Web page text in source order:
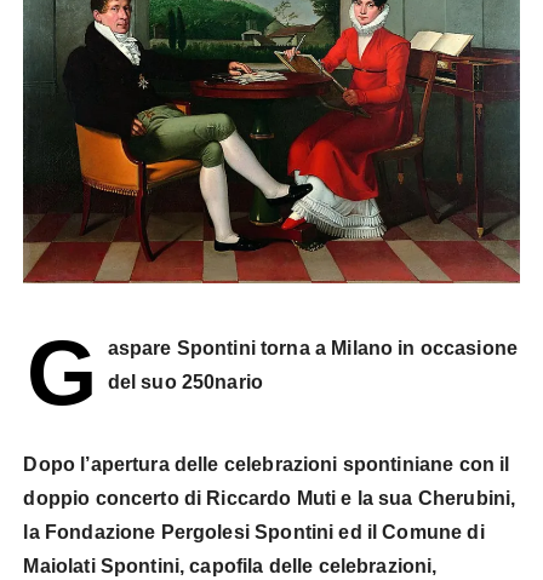
G
aspare Spontini torna a Milano in occasione
del suo 250nario
Dopo l’apertura delle celebrazioni spontiniane con il
doppio concerto di Riccardo Muti e la sua Cherubini,
la Fondazione Pergolesi Spontini ed il Comune di
Maiolati Spontini, capofila delle celebrazioni,